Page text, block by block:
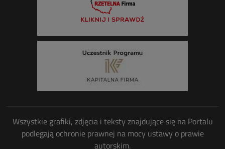
Wszystkie grafiki, zdjęcia i teksty znajdujące się na Portalu
podlegają ochronie prawnej na mocy ustawy o prawie
autorskim.